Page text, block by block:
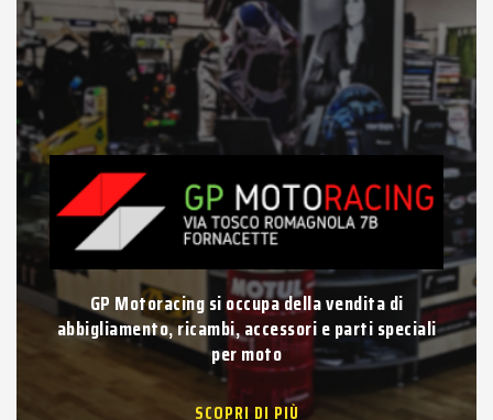
Vuoi vendere la tua auto usata?
Compravendita di auto e veicoli usati di qualsiasi
tipo con pagamento immediato.